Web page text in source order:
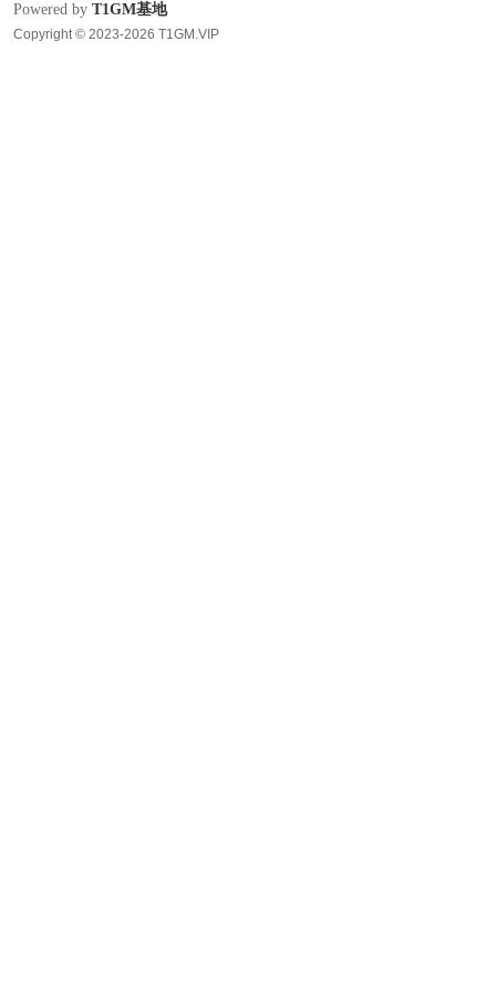
Powered by T1GM基地
Copyright © 2023-2026 T1GM.VIP